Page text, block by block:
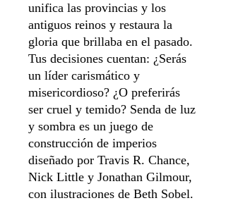
unifica las provincias y los
antiguos reinos y restaura la
gloria que brillaba en el pasado.
Tus decisiones cuentan: ¿Serás
un líder carismático y
misericordioso? ¿O preferirás
ser cruel y temido? Senda de luz
y sombra es un juego de
construcción de imperios
diseñado por Travis R. Chance,
Nick Little y Jonathan Gilmour,
con ilustraciones de Beth Sobel.